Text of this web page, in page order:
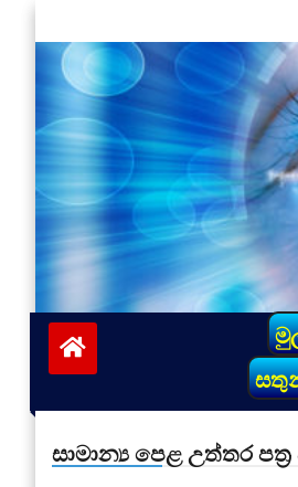
to
content
vinivida.lk
සාමාන්‍ය පෙළ උත්තර